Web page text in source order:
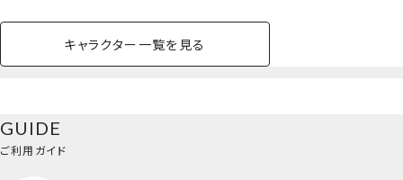
キャラクター一覧を見る
イクアップ
バッグ・タオル・
小物
GUIDE
ご利用ガイド